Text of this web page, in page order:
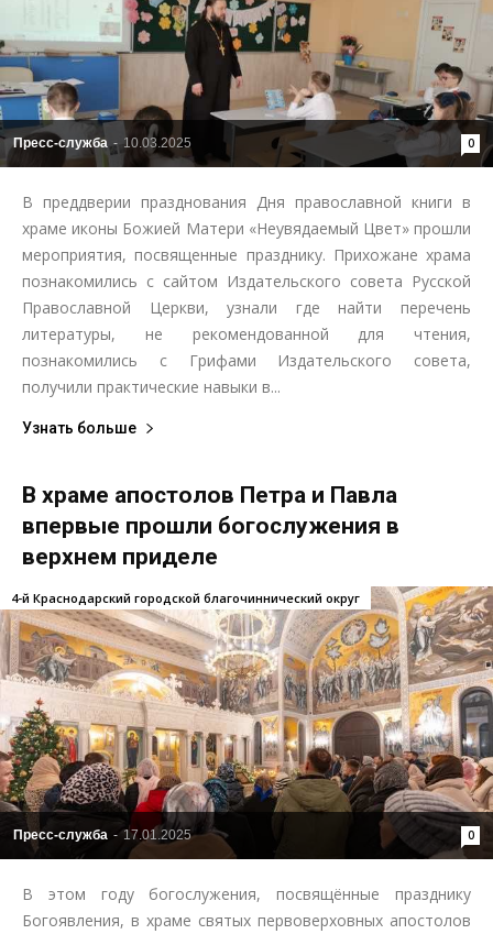
Пресс-служба - 10.03.2025 0
В преддверии празднования Дня православной книги в
храме иконы Божией Матери «Неувядаемый Цвет» прошли
мероприятия, посвященные празднику. Прихожане храма
познакомились с сайтом Издательского совета Русской
Православной Церкви, узнали где найти перечень
литературы, не рекомендованной для чтения,
познакомились с Грифами Издательского совета,
получили практические навыки в...
Узнать больше
В храме апостолов Петра и Павла
впервые прошли богослужения в
верхнем приделе
Пресс-служба - 17.01.2025 0
4-й Краснодарский городской благочиннический округ
В этом году богослужения, посвящённые празднику
Богоявления, в храме святых первоверховных апостолов